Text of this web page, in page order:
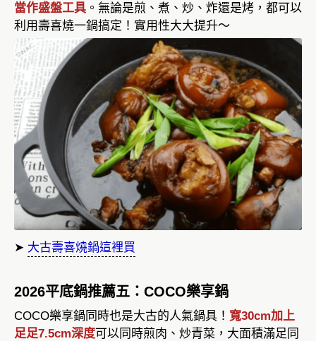
當作盛盤工具 。無論是煎、煮、炒、炸還是烤，都可以
利用壽喜燒一鍋搞定！實用性大大提升～
➤ 大古壽喜燒鍋這裡買
2026平底鍋推薦五：COCO樂享鍋
COCO樂享鍋同時也是大古的人氣鍋具！ 寬30cm加上
足足7.5cm深度可以同時煎肉、炒青菜，大面積滿足同